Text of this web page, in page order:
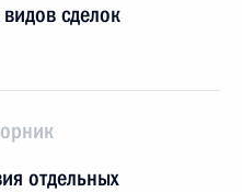
сделок
отдельных